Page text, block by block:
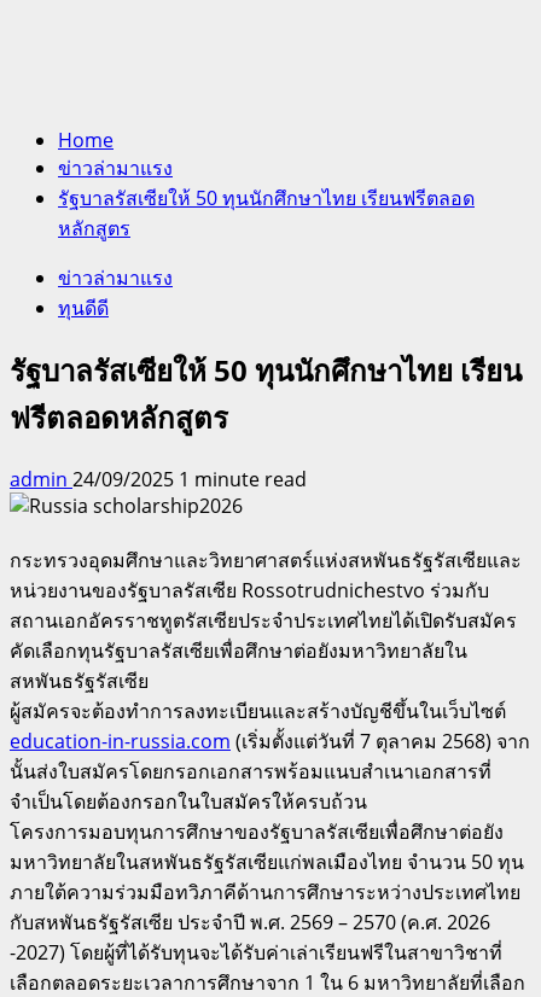
Home
ข่าวล่ามาแรง
รัฐบาลรัสเซียให้ 50 ทุนนักศึกษาไทย เรียนฟรีตลอด
หลักสูตร
ข่าวล่ามาแรง
ทุนดีดี
รัฐบาลรัสเซียให้ 50 ทุนนักศึกษาไทย เรียน
ฟรีตลอดหลักสูตร
admin 24/09/2025 1 minute read
กระทรวงอุดมศึกษาและวิทยาศาสตร์แห่งสหพันธรัฐรัสเซียและ
หน่วยงานของรัฐบาลรัสเซีย Rossotrudnichestvo ร่วมกับ
สถานเอกอัครราชทูตรัสเซียประจำประเทศไทยได้เปิดรับสมัคร
คัดเลือกทุนรัฐบาลรัสเซียเพื่อศึกษาต่อยังมหาวิทยาลัยใน
สหพันธรัฐรัสเซีย
ผู้สมัครจะต้องทำการลงทะเบียนและสร้างบัญชีขึ้นในเว็บไซต์
education-in-russia.com (เริ่มตั้งแต่วันที่ 7 ตุลาคม 2568) จาก
นั้นส่งใบสมัครโดยกรอกเอกสารพร้อมแนบสำเนาเอกสารที่
จำเป็นโดยต้องกรอกในใบสมัครให้ครบถ้วน
โครงการมอบทุนการศึกษาของรัฐบาลรัสเซียเพื่อศึกษาต่อยัง
มหาวิทยาลัยในสหพันธรัฐรัสเซียแก่พลเมืองไทย จำนวน 50 ทุน
ภายใต้ความร่วมมือทวิภาคีด้านการศึกษาระหว่างประเทศไทย
กับสหพันธรัฐรัสเซีย ประจำปี พ.ศ. 2569 – 2570 (ค.ศ. 2026
-2027) โดยผู้ที่ได้รับทุนจะได้รับค่าเล่าเรียนฟรีในสาขาวิชาที่
เลือกตลอดระยะเวลาการศึกษาจาก 1 ใน 6 มหาวิทยาลัยที่เลือก